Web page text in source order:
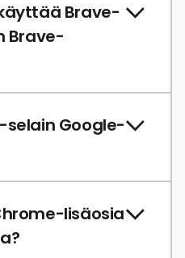
Brave-
Brave-
Google-
lisäosia